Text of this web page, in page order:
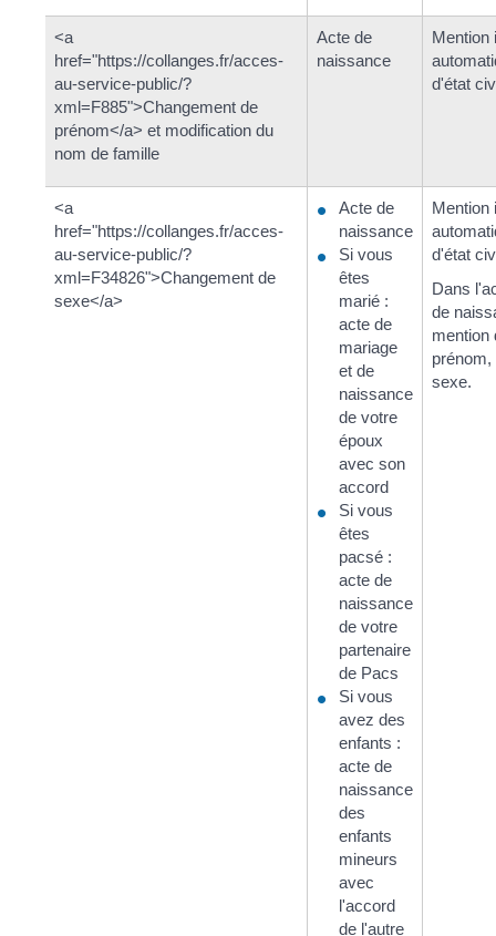
<a
href="https://collanges.fr/acces-
au-service-public/?
xml=F885">Changement de
prénom</a> et modification du
nom de famille
Acte de
naissance
Mention
d'état
<a
href="https://collanges.fr/acces-
au-service-public/?
xml=F34826">Changement de
sexe</a>
Acte de
naissance
Si vous
êtes
marié :
acte de
mariage
et de
naissance
de votre
époux
avec son
accord
Si vous
êtes
pacsé :
acte de
naissance
de votre
partenaire
de Pacs
Si vous
avez des
enfants :
acte de
naissance
des
enfants
mineurs
avec
l'accord
de l'autre
Mention
d'état
Dans
de
mention
sexe.